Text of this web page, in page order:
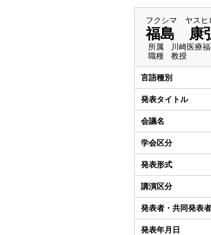
フクシマ ヤスヒ
福島 康
所属
川崎医療
職種
教授
言語種別
発表タイトル
会議名
学会区分
発表形式
講演区分
発表者・共同発表者
発表年月日